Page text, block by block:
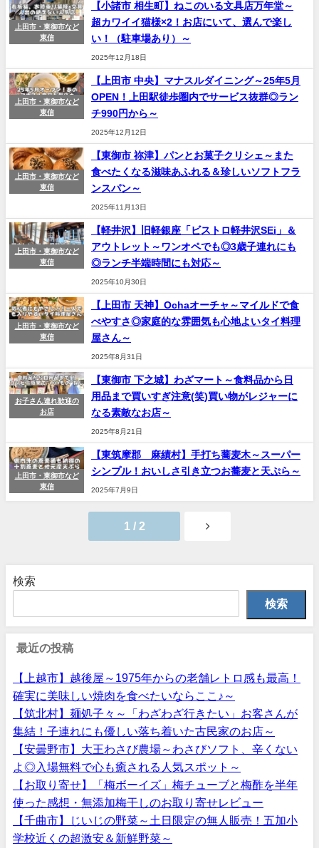
上田市・東御市など
東信
【小諸市 相生町】ねこのいる文具店万年堂～
超カワイイ猫様×2！お店にいて、選んで楽し
い！（駐車場あり）～
2025年12月18日
上田市・東御市など
東信
【上田市 中央】マナスルダイニング～25年5月
OPEN！上田駅徒歩圏内でサービス抜群◎ラン
チ990円から～
2025年12月12日
上田市・東御市など
東信
【東御市 祢津】パンとお菓子クリシェ～また
食べたくなる滋味あふれる＆珍しいソフトフラ
ンスパン～
2025年11月13日
上田市・東御市など
東信
【軽井沢】旧軽銀座「ビストロ軽井沢SEi」＆
アウトレット～ワンオペでも◎3歳子連れにも
◎ランチ半端時間にも対応～
2025年10月30日
上田市・東御市など
東信
【上田市 天神】Ochaオーチャ～マイルドで食
べやすさ◎家庭的な雰囲気も心地よいタイ料理
屋さん～
2025年8月31日
お子さん連れ歓迎の
お店
【東御市 下之城】わざマート～食料品から日
用品まで買いすぎ注意(笑)買い物がレジャーに
なる素敵なお店～
2025年8月21日
上田市・東御市など
東信
【東筑摩郡 麻績村】手打ち蕎麦木～スーパー
シンプル！おいしさ引き立つお蕎麦と天ぷら～
2025年7月9日
1 / 2
検索
検索
最近の投稿
【上越市】越後屋～1975年からの老舗レトロ感も最高！
確実に美味しい焼肉を食べたいならここ♪～
【筑北村】麺処子々～「わざわざ行きたい」お客さんが
集結！子連れにも優しい落ち着いた古民家のお店～
【安曇野市】大王わさび農場～わさびソフト、辛くない
よ◎入場無料で心も癒される人気スポット～
【お取り寄せ】「梅ボーイズ」梅チューブと梅酢を半年
使った感想・無添加梅干しのお取り寄せレビュー
【千曲市】じいじの野菜～土日限定の無人販売！五加小
学校近くの超激安＆新鮮野菜～